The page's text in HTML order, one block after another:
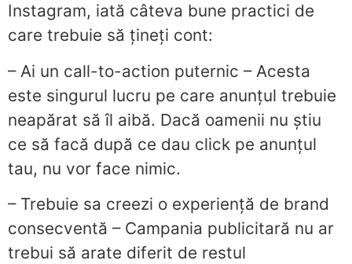
Instagram, iată câteva bune practici de
care trebuie să țineți cont:
– Ai un call-to-action puternic – Acesta
este singurul lucru pe care anunțul trebuie
neapărat să îl aibă. Dacă oamenii nu știu
ce să facă după ce dau click pe anunțul
tau, nu vor face nimic.
– Trebuie sa creezi o experiență de brand
consecventă – Campania publicitară nu ar
trebui să arate diferit de restul